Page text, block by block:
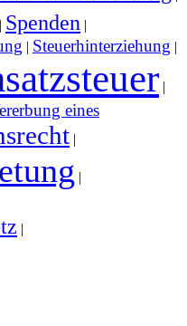
| Spenden |
| Steuerhinterziehung |
|
eines
|
|
|